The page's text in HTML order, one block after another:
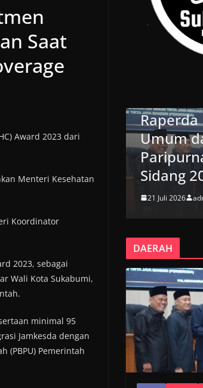
Saat
Award 2023 dari
Menteri Kesehatan
Koordinator
2023, sebagai
Wali Kota Sukabumi,
minimal 95
Jamkesda dengan
(PBPU) Pemerintah
DPRD Kabupaten
Raperda Ketertiban
Umum dalam Rapat
Paripurna Ke-10 Tahun
Sidang 2026
DAERAH